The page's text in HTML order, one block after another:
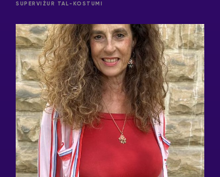
SUPERVIŻUR TAL-KOSTUMI